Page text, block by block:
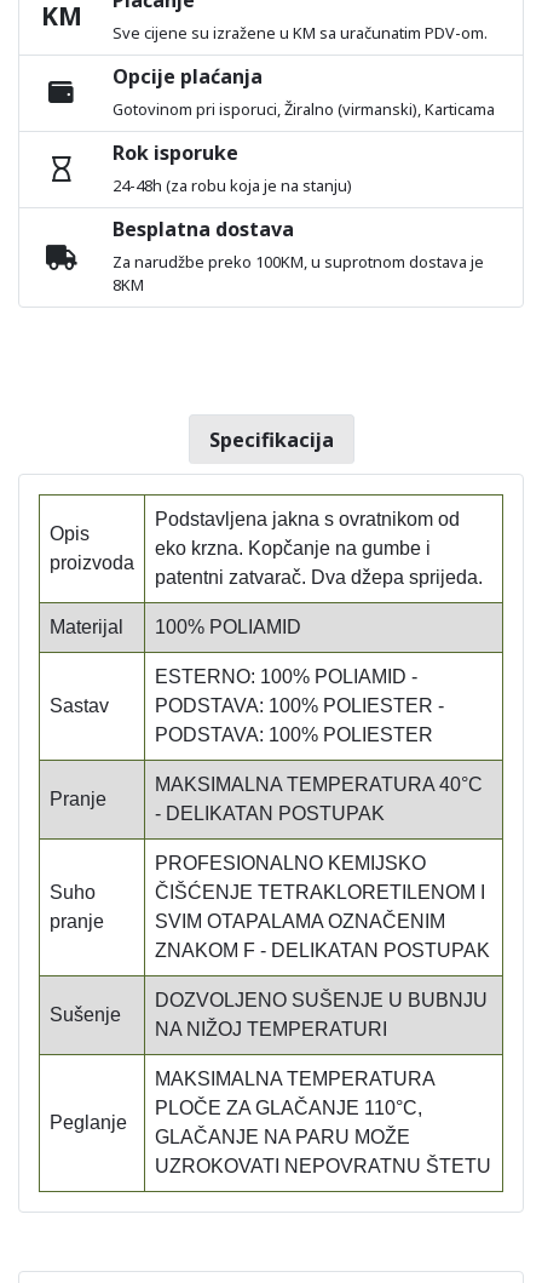
KM Sve cijene su izražene u KM sa uračunatim PDV-om.
Opcije plaćanja
Gotovinom pri isporuci, Žiralno (virmanski), Karticama
Rok isporuke
24-48h (za robu koja je na stanju)
Besplatna dostava
Za narudžbe preko 100KM, u suprotnom dostava je
8KM
Specifikacija
Opis
proizvoda
Podstavljena jakna s ovratnikom od
eko krzna. Kopčanje na gumbe i
patentni zatvarač. Dva džepa sprijeda.
Materijal 100% POLIAMID
Sastav
ESTERNO: 100% POLIAMID -
PODSTAVA: 100% POLIESTER -
PODSTAVA: 100% POLIESTER
Pranje
MAKSIMALNA TEMPERATURA 40°C
- DELIKATAN POSTUPAK
Suho
pranje
PROFESIONALNO KEMIJSKO
ČIŠĆENJE TETRAKLORETILENOM I
SVIM OTAPALAMA OZNAČENIM
ZNAKOM F - DELIKATAN POSTUPAK
Sušenje
DOZVOLJENO SUŠENJE U BUBNJU
NA NIŽOJ TEMPERATURI
Peglanje
MAKSIMALNA TEMPERATURA
PLOČE ZA GLAČANJE 110°C,
GLAČANJE NA PARU MOŽE
UZROKOVATI NEPOVRATNU ŠTETU